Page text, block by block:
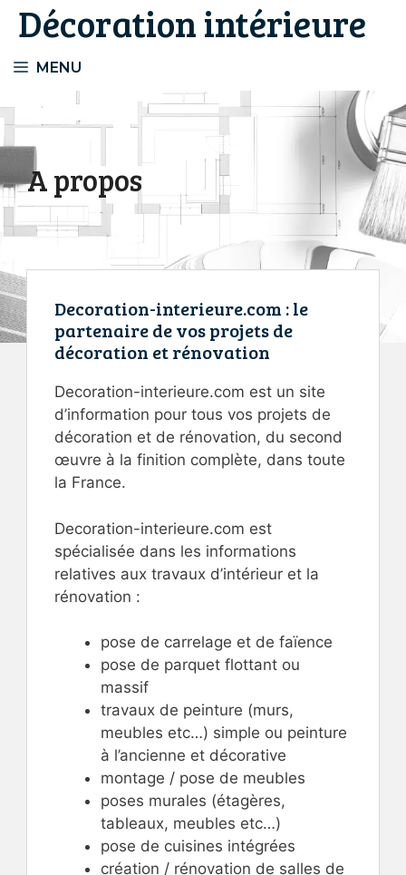
AllerDécoration intérieure
MENU
A propos
Decoration-interieure.com : le
partenaire de vos projets de
décoration et rénovation
Decoration-interieure.com est un site
d’information pour tous vos projets de
décoration et de rénovation, du second
œuvre à la finition complète, dans toute
la France.
Decoration-interieure.com est
spécialisée dans les informations
relatives aux travaux d’intérieur et la
rénovation :
pose de carrelage et de faïence
pose de parquet flottant ou
massif
travaux de peinture (murs,
meubles etc…) simple ou peinture
à l’ancienne et décorative
montage / pose de meubles
poses murales (étagères,
tableaux, meubles etc…)
pose de cuisines intégrées
création / rénovation de salles de